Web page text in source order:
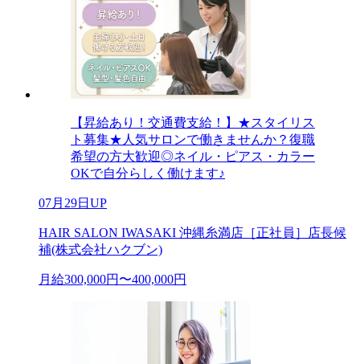
【昇給あり！交通費支給！】★スタイリス
ト募集★人気サロンで働きませんか？復職
希望の方大歓迎◎ネイル・ピアス・カラー
OKで自分らしく働けます♪
07月29日UP
HAIR SALON IWASAKI 沖縄糸満店［正社員］店長候
補(株式会社ハクブン)
月給300,000円〜400,000円